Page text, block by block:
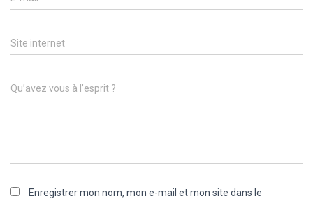
Site internet
Qu’avez vous à l’esprit ?
Enregistrer mon nom, mon e-mail et mon site dans le